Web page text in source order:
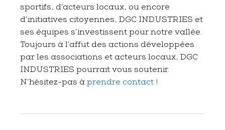
sportifs, d’acteurs locaux, ou encore
d’initiatives citoyennes, DGC INDUSTRIES et
ses équipes s’investissent pour notre vallée.
Toujours à l’affut des actions développées
par les associations et acteurs locaux, DGC
INDUSTRIES pourrait vous soutenir.
N’hésitez-pas à prendre contact !